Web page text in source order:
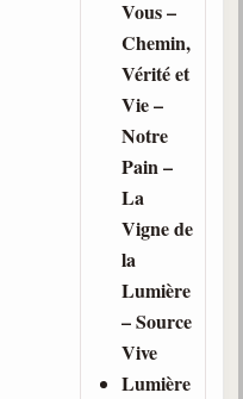
Vous –
Chemin,
Vérité et
Vie –
Notre
Pain –
La
Vigne de
la
Lumière
– Source
Vive
Lumière